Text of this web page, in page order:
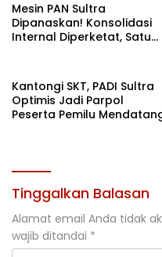
Mesin PAN Sultra
Dipanaskan! Konsolidasi
Internal Diperketat, Satu
Kantongi SKT, PADI Sultra
Optimis Jadi Parpol
Peserta Pemilu
Tinggalkan Balasan
Alamat email Anda tidak
wajib ditandai *